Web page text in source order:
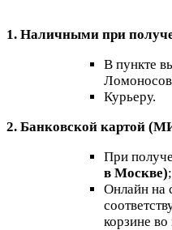
1. Наличными при
В пункте
Курьеру.
2. Банковской картой
При
в Москве);
Онлайн на
корзине